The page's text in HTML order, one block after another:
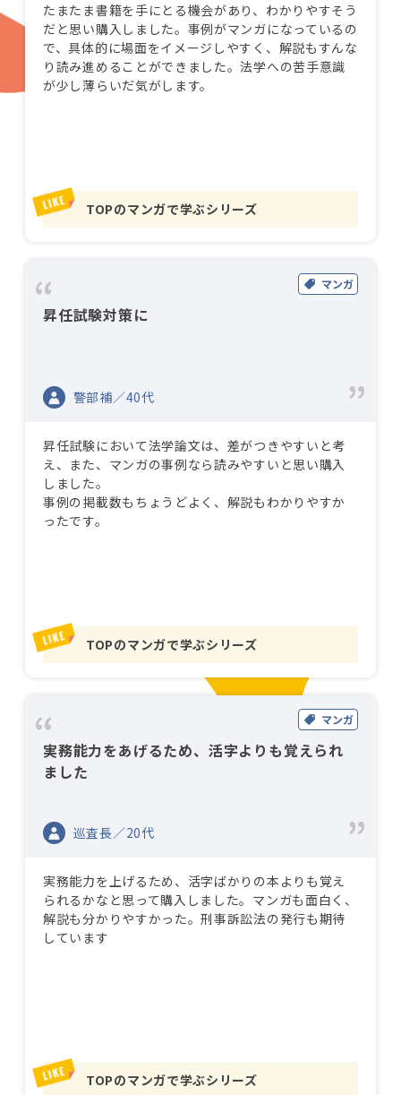
たまたま書籍を手にとる機会があり、わかりやすそう
だと思い購入しました。事例がマンガになっているの
で、具体的に場面をイメージしやすく、解説もすんな
り読み進めることができました。法学への苦手意識
が少し薄らいだ気がします。
TOPのマンガで学ぶシリーズ
マンガ
昇任試験対策に
警部補／40代
昇任試験において法学論文は、差がつきやすいと考
え、また、マンガの事例なら読みやすいと思い購入
しました。
事例の掲載数もちょうどよく、解説もわかりやすか
ったです。
TOPのマンガで学ぶシリーズ
マンガ
実務能力をあげるため、活字よりも覚えられ
ました
巡査長／20代
実務能力を上げるため、活字ばかりの本よりも覚え
られるかなと思って購入しました。マンガも面白く、
解説も分かりやすかった。刑事訴訟法の発行も期待
しています
TOPのマンガで学ぶシリーズ